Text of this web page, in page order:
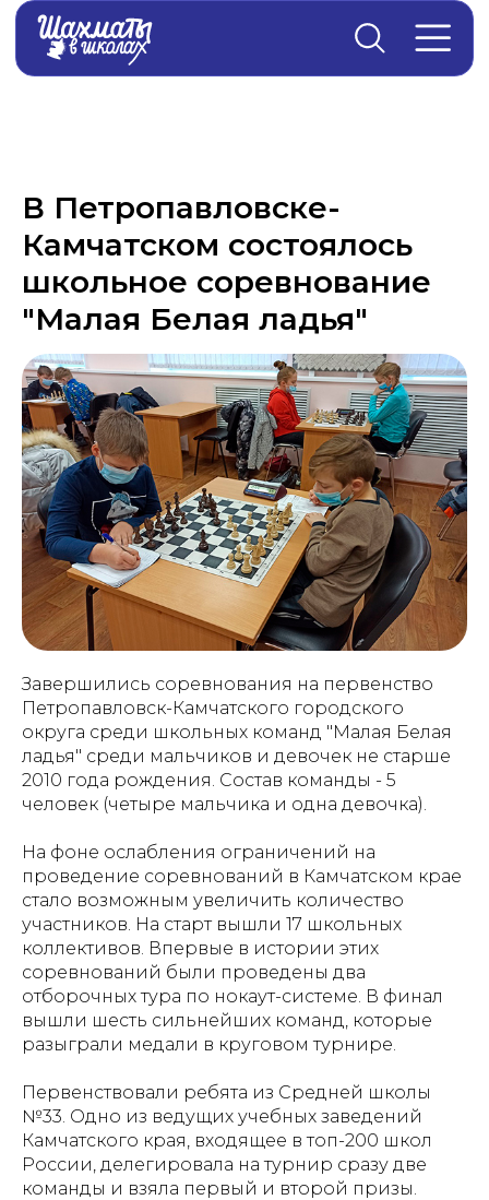
В Петропавловске-
Камчатском состоялось
школьное соревнование
"Малая Белая ладья"
Завершились соревнования на первенство
Петропавловск-Камчатского городского
округа среди школьных команд "Малая Белая
ладья" среди мальчиков и девочек не старше
2010 года рождения. Состав команды - 5
человек (четыре мальчика и одна девочка).
На фоне ослабления ограничений на
проведение соревнований в Камчатском крае
стало возможным увеличить количество
участников. На старт вышли 17 школьных
коллективов. Впервые в истории этих
соревнований были проведены два
отборочных тура по нокаут-системе. В финал
вышли шесть сильнейших команд, которые
разыграли медали в круговом турнире.
Первенствовали ребята из Средней школы
№33. Одно из ведущих учебных заведений
Камчатского края, входящее в топ-200 школ
России, делегировала на турнир сразу две
команды и взяла первый и второй призы.